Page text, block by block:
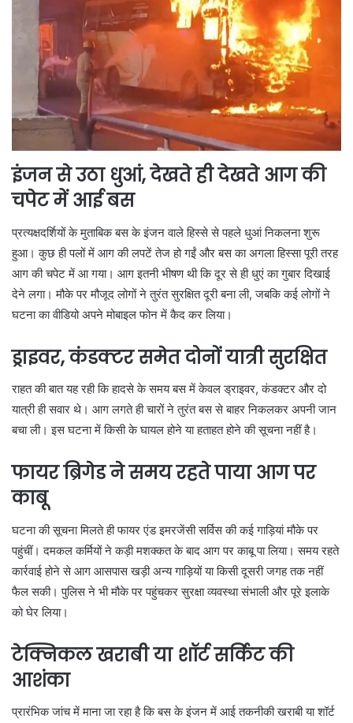
इंजन से उठा धुआं, देखते ही देखते आग की
चपेट में आई बस
प्रत्यक्षदर्शियों के मुताबिक बस के इंजन वाले हिस्से से पहले धुआं निकलना शुरू
हुआ। कुछ ही पलों में आग की लपटें तेज हो गईं और बस का अगला हिस्सा पूरी तरह
आग की चपेट में आ गया। आग इतनी भीषण थी कि दूर से ही धुएं का गुबार दिखाई
देने लगा। मौके पर मौजूद लोगों ने तुरंत सुरक्षित दूरी बना ली, जबकि कई लोगों ने
घटना का वीडियो अपने मोबाइल फोन में कैद कर लिया।
ड्राइवर, कंडक्टर समेत दोनों यात्री सुरक्षित
राहत की बात यह रही कि हादसे के समय बस में केवल ड्राइवर, कंडक्टर और दो
यात्री ही सवार थे। आग लगते ही चारों ने तुरंत बस से बाहर निकलकर अपनी जान
बचा ली। इस घटना में किसी के घायल होने या हताहत होने की सूचना नहीं है।
फायर ब्रिगेड ने समय रहते पाया आग पर
काबू
घटना की सूचना मिलते ही फायर एंड इमरजेंसी सर्विस की कई गाड़ियां मौके पर
पहुंचीं। दमकल कर्मियों ने कड़ी मशक्कत के बाद आग पर काबू पा लिया। समय रहते
कार्रवाई होने से आग आसपास खड़ी अन्य गाड़ियों या किसी दूसरी जगह तक नहीं
फैल सकी। पुलिस ने भी मौके पर पहुंचकर सुरक्षा व्यवस्था संभाली और पूरे इलाके
को घेर लिया।
टेक्निकल खराबी या शॉर्ट सर्किट की
आशंका
प्रारंभिक जांच में माना जा रहा है कि बस के इंजन में आई तकनीकी खराबी या शॉर्ट